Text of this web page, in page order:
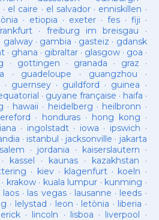
· el caire · el salvador · enniskillen ·
· etiopia · exeter· fes· fiji ·
· freiburg im breisgau ·
galway· gambia · gasteiz · gdansk
· ghana · gibraltar· glasgow· goa ·
· gottingen · granada · graz ·
· guadeloupe · guangzhou ·
· guernsey· guildford · guinea ·
· guyane française · haifa ·
· hawaii · heidelberg · heilbronn ·
· honduras· hong kong ·
· ingolstadt· iowa · ipswich ·
· istanbul · jacksonville · jakarta
· jordania · kaiserslautern ·
· kassel · kaunas· kazakhstan ·
· kiev· klagenfurt · koeln ·
· krakow· kuala lumpur · kunming ·
laos· las vegas· lausanne · leeds ·
· lelystad · leon · letònia · liberia ·
· lincoln · lisboa · liverpool ·